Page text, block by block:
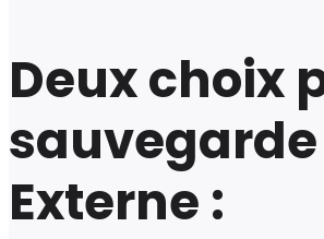
Deux choix
sauvegarde
Externe :